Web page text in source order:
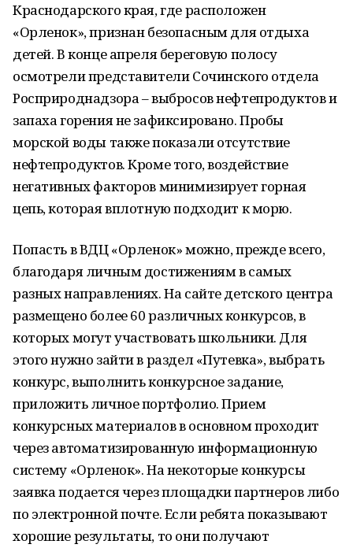
Краснодарского края, где расположен
«Орленок», признан безопасным для отдыха
детей. В конце апреля береговую полосу
осмотрели представители Сочинского отдела
Росприроднадзора – выбросов нефтепродуктов и
запаха горения не зафиксировано. Пробы
морской воды также показали отсутствие
нефтепродуктов. Кроме того, воздействие
негативных факторов минимизирует горная
цепь, которая вплотную подходит к морю.
Попасть в ВДЦ «Орленок» можно, прежде всего,
благодаря личным достижениям в самых
разных направлениях. На сайте детского центра
размещено более 60 различных конкурсов, в
которых могут участвовать школьники. Для
этого нужно зайти в раздел «Путевка», выбрать
конкурс, выполнить конкурсное задание,
приложить личное портфолио. Прием
конкурсных материалов в основном проходит
через автоматизированную информационную
систему «Орленок». На некоторые конкурсы
заявка подается через площадки партнеров либо
по электронной почте. Если ребята показывают
хорошие результаты, то они получают